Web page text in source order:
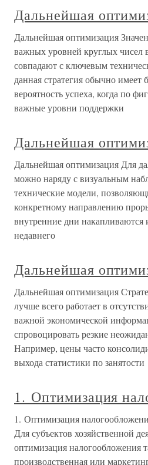
Дальнейшая
Дальнейшая оптимизация
важных уровней круглых чисел
совпадают с ключевым
данная стратегия обычно имеет
вероятность успеха, когда по
важные уровни поддержки
Дальнейшая
Дальнейшая оптимизация Для
можно наряду с визуальным
технические модели,
конкретному направлению
внутренние дни
недавнего
Дальнейшая
Дальнейшая оптимизация
лучше всего работает в
важной экономической
спровоцировать резкие
Например, цены часто
выхода статистики по занятости
1. Оптимизация
1. Оптимизация
Для субъектов хозяйственной
оптимизация налогообложения
производственная или